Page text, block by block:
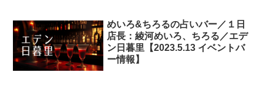
めいろ&ちろるの占いバー／１日
店長：綾河めいろ、ちろる／エデ
ン日暮里【2023.5.13 イベントバ
ー情報】